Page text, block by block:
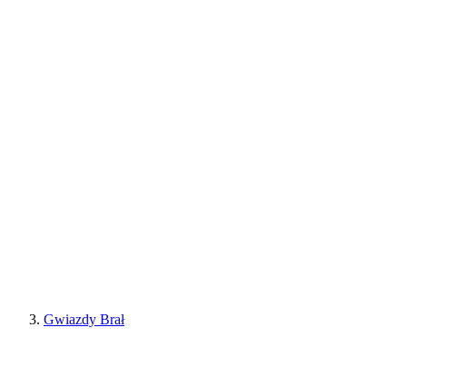
Gwiazdy Brał